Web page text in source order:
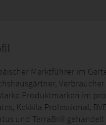
Marktführer im
Produktmarken im
Kekkilä Professional,
und TerraBrill